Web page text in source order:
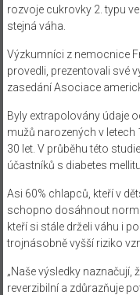
rozvoje cukrovky 2. typu
stejná váha.
Výzkumníci z nemocnice
provedli, prezentovali své
zasedání Asociace
Byly extrapolovány údaje
mužů narozených v letech
30 let. V průběhu této
účastníků s diabetes
Asi 60% chlapců, kteří v
schopno dosáhnout
kteří si stále drželi váhu i
trojnásobně vyšší riziko
„Naše výsledky naznačují,
reverzibilní a zdůrazňuje